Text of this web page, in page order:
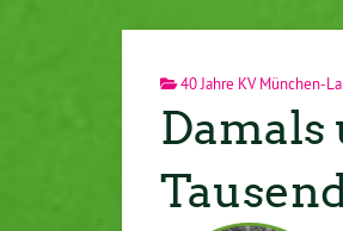
40 Jahre KV München-
Damals